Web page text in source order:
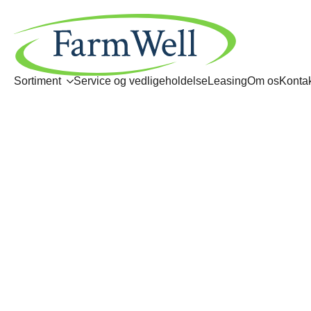
Sortiment Service og vedligeholdelseLeasingOm os